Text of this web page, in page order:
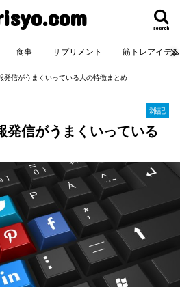
search
食事 サプリメント 筋トレアイテム
発信がうまくいっている人の特徴まとめ
雑記
発信がうまくいっている